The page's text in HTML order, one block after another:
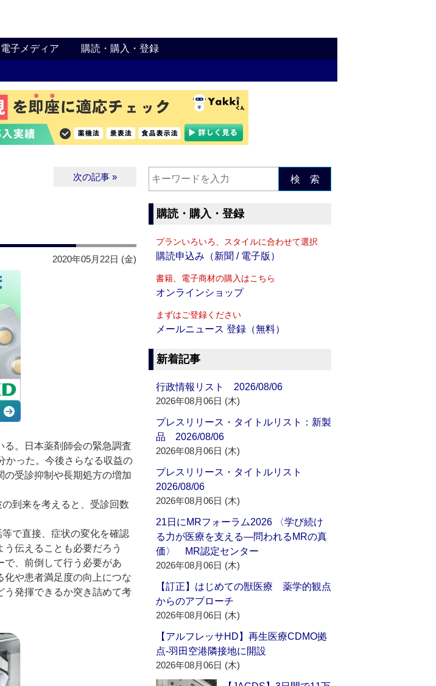
子メディア 購読・購入・登録
次の記事 »
2020年05月22日 (金)
。日本薬剤師会の緊急調査
かった。今後さらなる収益の
受診抑制や長期処方の増加
到来を考えると、受診回数
で直接、症状の変化を確認
伝えることも必要だろう
、前倒して行う必要があ
化や患者満足度の向上につな
う発揮できるか突き詰めて考
検 索
購読・購入・登録
プランいろいろ、スタイルに合わせて選択
購読申込み（新聞 / 電子版）
書籍、電子商材の購入はこちら
オンラインショップ
まずはご登録ください
メールニュース 登録（無料）
新着記事
行政情報リスト 2026/08/06
2026年08月06日 (木)
プレスリリース・タイトルリスト：新製
品 2026/08/06
2026年08月06日 (木)
プレスリリース・タイトルリスト
2026/08/06
2026年08月06日 (木)
21日にMRフォーラム2026 〈学び続け
る力が医療を支える―問われるMRの真
価〉 MR認定センター
2026年08月06日 (木)
【訂正】はじめての獣医療 薬学的観点
からのアプローチ
2026年08月06日 (木)
【アルフレッサHD】再生医療CDMO拠
点‐羽田空港隣接地に開設
2026年08月06日 (木)